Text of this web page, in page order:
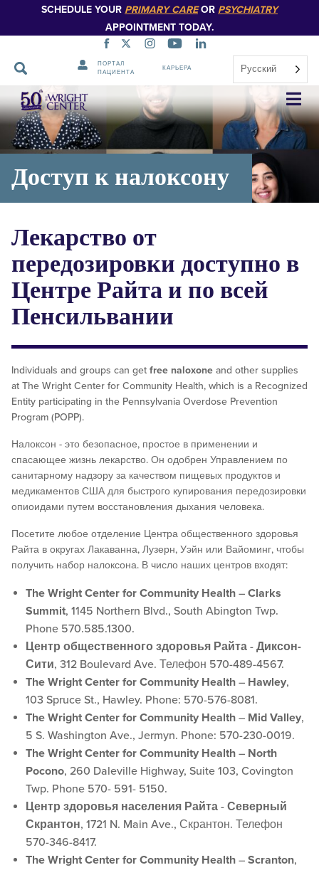
SCHEDULE YOUR PRIMARY CAREOR PSYCHIATRY
APPOINTMENT TODAY.
ПОРТАЛ
ПАЦИЕНТА
КАРЬЕРА Русский
Пропустить
навигацию
Доступ к налоксону
Лекарство от
передозировки доступно в
Центре Райта и по всей
Пенсильвании
Individuals and groups can get free naloxone and other supplies
at The Wright Center for Community Health, which is a Recognized
Entity participating in the Pennsylvania Overdose Prevention
Program (POPP).
Налоксон - это безопасное, простое в применении и
спасающее жизнь лекарство. Он одобрен Управлением по
санитарному надзору за качеством пищевых продуктов и
медикаментов США для быстрого купирования передозировки
опиоидами путем восстановления дыхания человека.
Посетите любое отделение Центра общественного здоровья
Райта в округах Лакаванна, Лузерн, Уэйн или Вайоминг, чтобы
получить набор налоксона. В число наших центров входят:
The Wright Center for Community Health – Clarks
Summit, 1145 Northern Blvd., South Abington Twp.
Phone 570.585.1300.
Центр общественного здоровья Райта - Диксон-
Сити, 312 Boulevard Ave. Телефон 570-489-4567.
The Wright Center for Community Health – Hawley,
103 Spruce St., Hawley. Phone: 570-576-8081.
The Wright Center for Community Health – Mid Valley,
5 S. Washington Ave., Jermyn. Phone: 570-230-0019.
The Wright Center for Community Health – North
Pocono, 260 Daleville Highway, Suite 103, Covington
Twp. Phone 570- 591- 5150.
Центр здоровья населения Райта - Северный
Скрантон, 1721 N. Main Ave., Скрантон. Телефон
570-346-8417.
The Wright Center for Community Health – Scranton,